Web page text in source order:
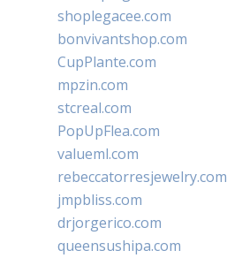
shoplegacee.com
bonvivantshop.com
CupPlante.com
mpzin.com
stcreal.com
PopUpFlea.com
valueml.com
rebeccatorresjewelry.com
jmpbliss.com
drjorgerico.com
queensushipa.com